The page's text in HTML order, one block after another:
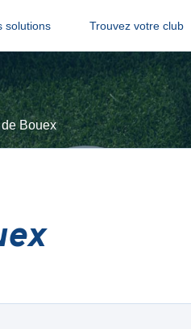
solutions Trouvez votre club
Bouex